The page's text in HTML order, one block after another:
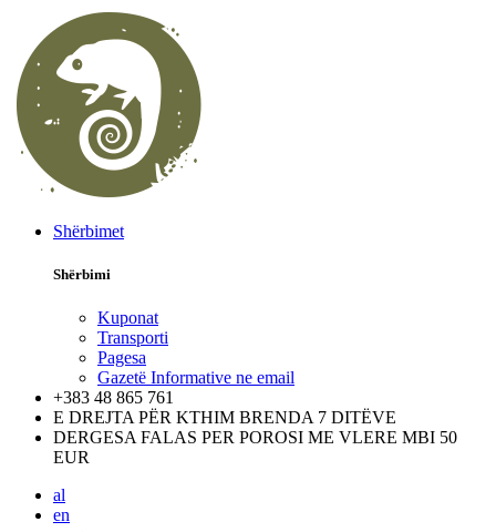
Shërbimet
Shërbimi
Kuponat
Transporti
Pagesa
Gazetë Informative ne email
+383 48 865 761
E DREJTA PËR KTHIM BRENDA 7 DITËVE
DERGESA FALAS PER POROSI ME VLERE MBI 50
EUR
al
en